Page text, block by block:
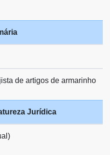
de artigos de armarinho
Jurídica